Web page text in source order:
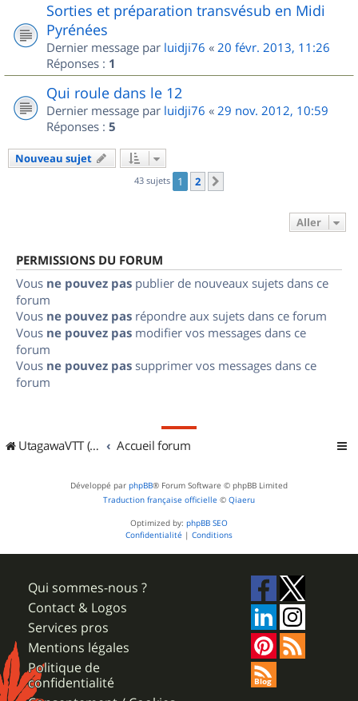
Sorties et préparation transvésub en Midi
Pyrénées
Dernier message par luidji76 « 20 févr. 2013, 11:26
Réponses : 1
Qui roule dans le 12
Dernier message par luidji76 « 29 nov. 2012, 10:59
Réponses : 5
Nouveau sujet
43 sujets 1 2
Aller
PERMISSIONS DU FORUM
Vous ne pouvez pas publier de nouveaux sujets dans ce
forum
Vous ne pouvez pas répondre aux sujets dans ce forum
Vous ne pouvez pas modifier vos messages dans ce
forum
Vous ne pouvez pas supprimer vos messages dans ce
forum
UtagawaVTT (Randos VTT et VTTAE avec traces GPS) Accueil forum
Développé par phpBB® Forum Software © phpBB Limited
Traduction française officielle © Qiaeru
Optimized by: phpBB SEO
Confidentialité | Conditions
Qui sommes-nous ?
Contact & Logos
Services pros
Mentions légales
Politique de
confidentialité